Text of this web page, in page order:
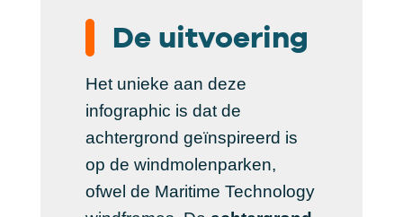
De uitvoering
Het unieke aan deze
infographic is dat de
achtergrond geïnspireerd is
op de windmolenparken,
ofwel de Maritime Technology